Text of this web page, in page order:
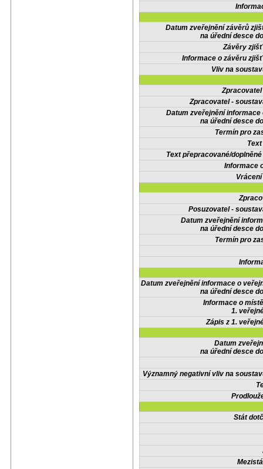
Datum zveřejnění závěrů
na úřední desce
Závěry
Informace o závěru
Vliv na
Zpracovatel -
Datum zveřejnění informace
na úřední desce
Termín pro
Text přepracované/
Informace
Posuzovatel -
Datum zveřejnění
na úřední desce
Termín pro
Datum zveřejnění informace o
na úřední desce
Informace o
1.
Zápis z 1.
Datum
na úřední desce
Významný negativní vliv na
Stát